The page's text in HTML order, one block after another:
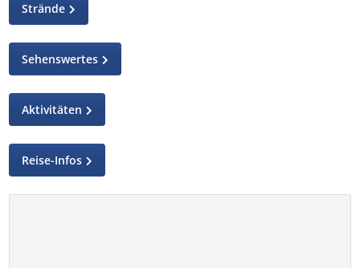
Strände
Sehenswertes
Aktivitäten
Reise-Infos